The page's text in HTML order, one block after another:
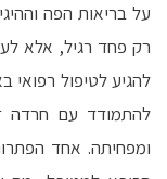
על בריאות הפה
רק פחד רגיל, אלא
להגיע לטיפול רפואי
להתמודד עם חרדה
ומפחיתה. אחד